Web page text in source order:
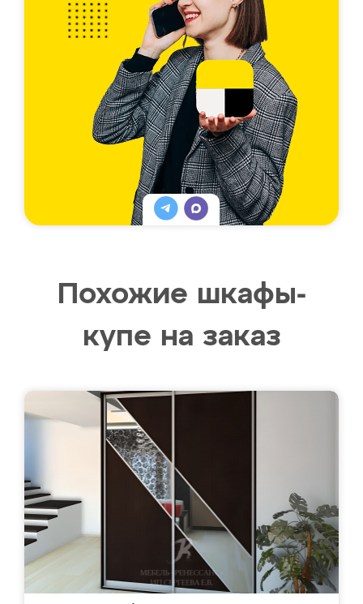
Похожие шкафы-
купе на заказ